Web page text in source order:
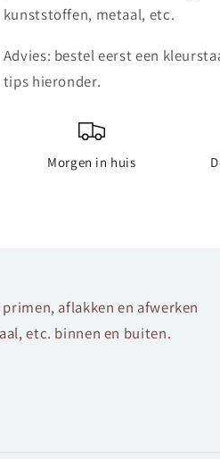
kunststoffen, metaal, etc.
Advies: bestel eerst een
tips hieronder.
Morgen in huis
aflakken en afwerken
etc. binnen en buiten.